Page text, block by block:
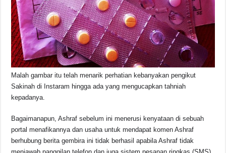
Malah gambar itu telah menarik perhatian kebanyakan pengikut
Sakinah di Instaram hingga ada yang mengucapkan tahniah
kepadanya.
Bagaimanapun, Ashraf sebelum ini menerusi kenyataan di sebuah
portal menafikannya dan usaha untuk mendapat komen Ashraf
berhubung berita gembira ini tidak berhasil apabila Ashraf tidak